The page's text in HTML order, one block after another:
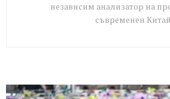
независим анализатор на
съвременен